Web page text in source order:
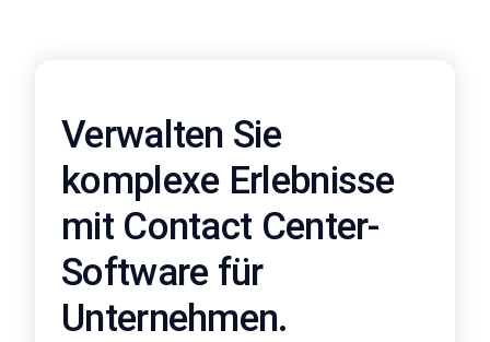
Verwalten Sie
komplexe Erlebnisse
mit Contact Center-
Software für
Unternehmen.